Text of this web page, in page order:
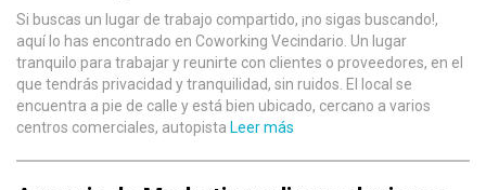
Si buscas un lugar de trabajo compartido, ¡no sigas buscando!,
aquí lo has encontrado en Coworking Vecindario. Un lugar
tranquilo para trabajar y reunirte con clientes o proveedores, en el
que tendrás privacidad y tranquilidad, sin ruidos. El local se
encuentra a pie de calle y está bien ubicado, cercano a varios
centros comerciales, autopista Leer más